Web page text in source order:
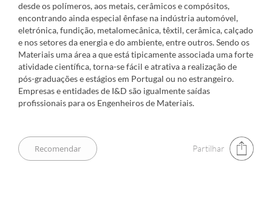
desde os polímeros, aos metais, cerâmicos e compósitos,
encontrando ainda especial ênfase na indústria automóvel,
eletrónica, fundição, metalomecânica, têxtil, cerâmica, calçado
e nos setores da energia e do ambiente, entre outros. Sendo os
Materiais uma área a que está tipicamente associada uma forte
atividade científica, torna-se fácil e atrativa a realização de
pós-graduações e estágios em Portugal ou no estrangeiro.
Empresas e entidades de I&D são igualmente saídas
profissionais para os Engenheiros de Materiais.
Partilhar